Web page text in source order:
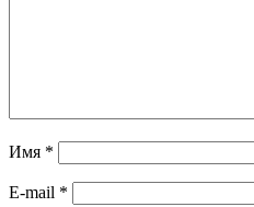
Имя *
E-mail *